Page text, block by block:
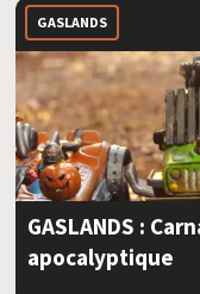
GASLANDS
GASLANDS :
apocalyptique